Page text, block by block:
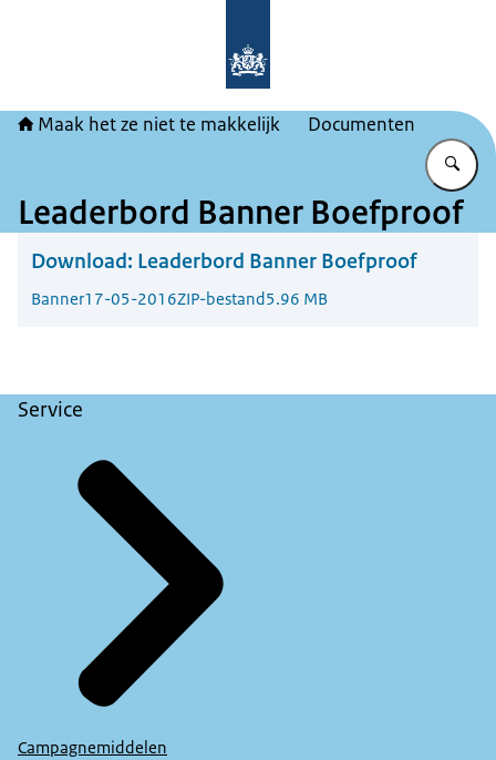
Maak het ze niet te makkelijk Documenten
Leaderbord Banner Boefproof
Download: Leaderbord Banner Boefproof
Banner17-05-2016ZIP-bestand5.96 MB
Service
Campagnemiddelen